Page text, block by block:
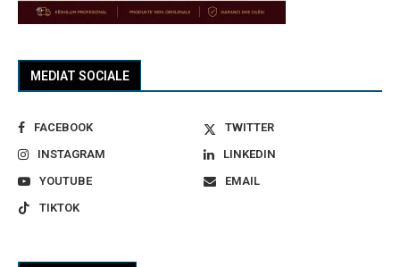
MEDIAT SOCIALE
FACEBOOK
TWITTER
INSTAGRAM
LINKEDIN
YOUTUBE
EMAIL
TIKTOK